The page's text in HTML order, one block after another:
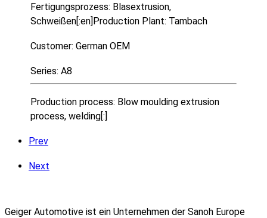
Fertigungsprozess: Blasextrusion,
Schweißen[:en]Production Plant: Tambach
Customer: German OEM
Series: A8
Production process: Blow moulding extrusion
process, welding[:]
Prev
Next
Geiger Automotive ist ein Unternehmen der Sanoh Europe